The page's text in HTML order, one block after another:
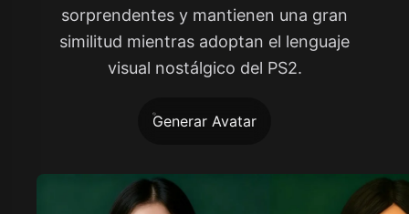
sorprendentes y mantienen una gran
similitud mientras adoptan el lenguaje
visual nostálgico del PS2.
Generar Avatar